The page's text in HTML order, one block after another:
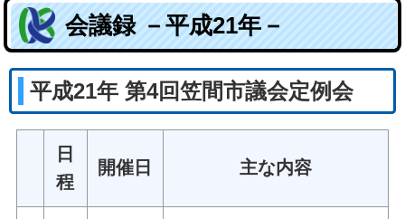
会議録 －平成21年－
平成21年 第4回笠間市議会定例会
日
程
開催日 主な内容